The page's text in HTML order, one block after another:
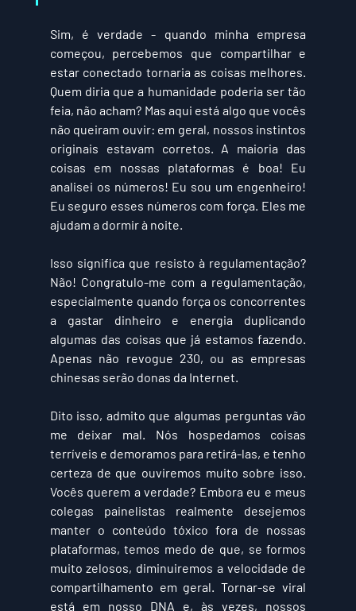
Sim, é verdade - quando minha empresa
começou, percebemos que compartilhar e
estar conectado tornaria as coisas melhores.
Quem diria que a humanidade poderia ser tão
feia, não acham? Mas aqui está algo que vocês
não queiram ouvir: em geral, nossos instintos
originais estavam corretos. A maioria das
coisas em nossas plataformas é boa! Eu
analisei os números! Eu sou um engenheiro!
Eu seguro esses números com força. Eles me
ajudam a dormir à noite.
Isso significa que resisto à regulamentação?
Não! Congratulo-me com a regulamentação,
especialmente quando força os concorrentes
a gastar dinheiro e energia duplicando
Apenas não revogue 230, ou as empresas
chinesas serão donas da Internet.
Dito isso, admito que algumas perguntas vão
me deixar mal. Nós hospedamos coisas
terríveis e demoramos para retirá-las, e tenho
certeza de que ouviremos muito sobre isso.
Vocês querem a verdade? Embora eu e meus
colegas painelistas realmente desejemos
manter o conteúdo tóxico fora de nossas
plataformas, temos medo de que, se formos
muito zelosos, diminuiremos a velocidade de
compartilhamento em geral. Tornar-se viral
está em nosso DNA e, às vezes, nossos